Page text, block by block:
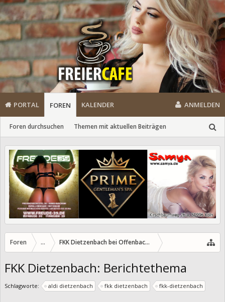
PORTAL FOREN
Foren durchsuchen Themen mit aktuellen Beiträgen
KALENDER ANMELDEN
Foren ... FKK Dietzenbach bei Offenbach/Hessen
FKK Dietzenbach: Berichtethema
Schlagworte: aldi dietzenbach fkk dietzenbach fkk-dietzenbach